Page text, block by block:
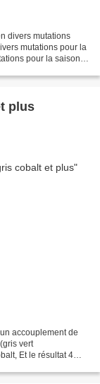
divers mutations
mutations pour la
pour la saison
plus
accouplement de
vert
Et le résultat 4